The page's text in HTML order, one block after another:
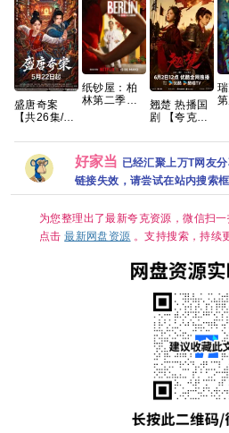
盛唐奇案
【共26集/4K
探案】夸克
纸钞屋：柏
林第二季
翘楚 热播国
剧 【夸克百
好家当 已经汇聚上万T网友
链接失效，请尝试在站内搜索
为您整理出了最新夸克资源，微信扫
点击最新网盘资源 。支持搜索，持续